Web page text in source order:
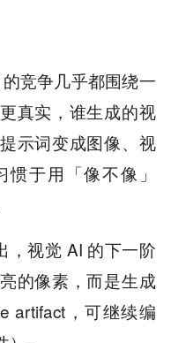
竞争几乎都围绕一
真实，谁生成的视
示词变成图像、视
于用「像不像」
，视觉 AI 的下一阶
的像素，而是生成
artifact，可继续编